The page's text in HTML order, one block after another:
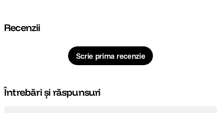
Functie interna de fierbere rapida, cu marcaje pentru 1/2/3 cesti
Indicator pentru nivelul apei
2400 W
Recenzii
Scrie prima recenzie
Întrebări și răspunsuri